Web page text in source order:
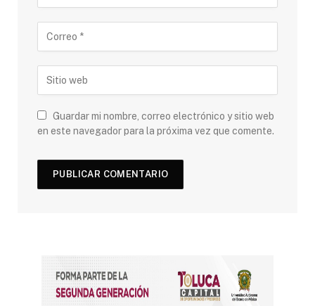
Guardar mi nombre, correo electrónico y sitio web
en este navegador para la próxima vez que comente.